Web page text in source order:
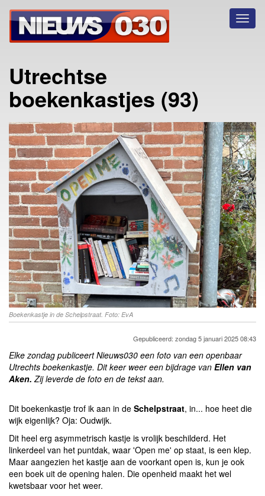
Utrechtse
boekenkastjes (93)
Boekenkastje in de Schelpstraat. Foto: EvA
Gepubliceerd: zondag 5 januari 2025 08:43
Elke zondag publiceert Nieuws030 een foto van een openbaar
Utrechts boekenkastje. Dit keer weer een bijdrage van Ellen van
Aken. Zij leverde de foto en de tekst aan.
Dit boekenkastje trof ik aan in de Schelpstraat, in... hoe heet die
wijk eigenlijk? Oja: Oudwijk.
Dit heel erg asymmetrisch kastje is vrolijk beschilderd. Het
linkerdeel van het puntdak, waar 'Open me' op staat, is een klep.
Maar aangezien het kastje aan de voorkant open is, kun je ook
een boek uit de opening halen. Die openheid maakt het wel
kwetsbaar voor het weer.